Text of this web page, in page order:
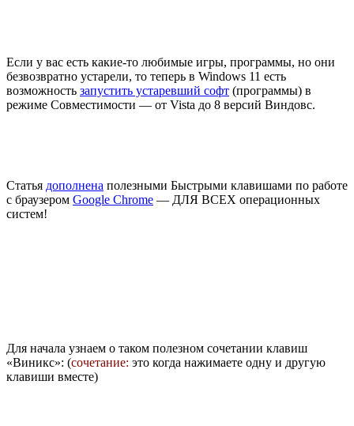
Если у вас есть какие-то любимые игры, программы, но они
безвозвратно устарели, то теперь в Windows 11 есть
возможность запустить устаревший софт (программы) в
режиме Совместимости — от Vista до 8 версий Виндовс.
Статья дополнена полезными Быстрыми клавишами по работе
с браузером Google Chrome — ДЛЯ ВСЕХ операционных
систем!
Для начала узнаем о таком полезном сочетании клавиш
«Виникс»: (сочетание: это когда нажимаете одну и другую
клавиши вместе)